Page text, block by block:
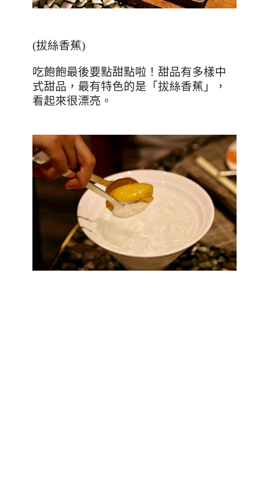
(拔絲香蕉)
吃飽飽最後要點甜點啦！甜品有多樣中
式甜品，最有特色的是「拔絲香蕉」，
看起來很漂亮。